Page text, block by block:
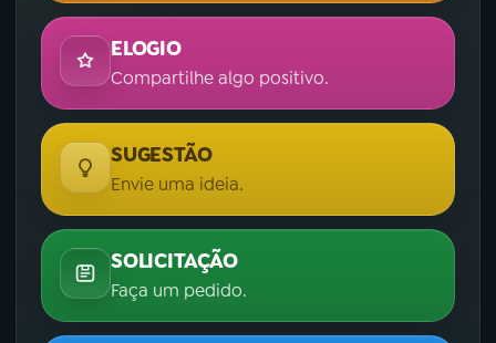
ELOGIO
Compartilhe algo positivo.
SUGESTÃO
Envie uma ideia.
SOLICITAÇÃO
Faça um pedido.